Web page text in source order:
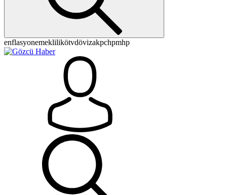
enflasyonemeklilikötvdövizakpchpmhp